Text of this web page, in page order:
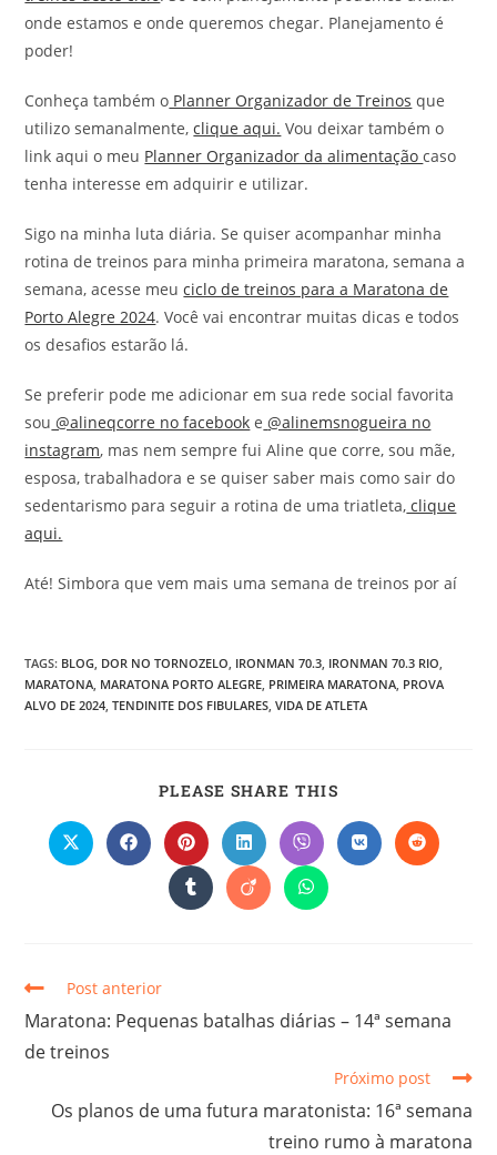
onde estamos e onde queremos chegar. Planejamento é
poder!
Conheça também o Planner Organizador de Treinos que
utilizo semanalmente,clique aqui. Vou deixar também o
link aqui o meu Planner Organizador da alimentaçãocaso
tenha interesse em adquirir e utilizar.
Sigo na minha luta diária. Se quiser acompanhar minha
rotina de treinos para minha primeira maratona, semana a
semana, acesse meuciclo de treinos para a Maratona de
Porto Alegre 2024. Você vai encontrar muitas dicas e todos
os desafios estarão lá.
Se preferir pode me adicionar em sua rede social favorita
sou @alineqcorre no facebook e @alinemsnogueira no
instagram, mas nem sempre fui Aline que corre, sou mãe,
esposa, trabalhadora e se quiser saber mais como sair do
sedentarismo para seguir a rotina de uma triatleta, clique
aqui.
Até! Simbora que vem mais uma semana de treinos por aí
TAGS: BLOG DOR NO TORNOZELO IRONMAN 70.3 IRONMAN 70.3 RIO
MARATONA MARATONA PORTO ALEGRE PRIMEIRA MARATONA PROVA
ALVO DE 2024 TENDINITE DOS FIBULARES VIDA DE ATLETA
PLEASE SHARE THIS
Post anterior
Maratona: Pequenas batalhas diárias – 14ª semana
de treinos
Próximo post
Os planos de uma futura maratonista: 16ª semana
treino rumo à maratona